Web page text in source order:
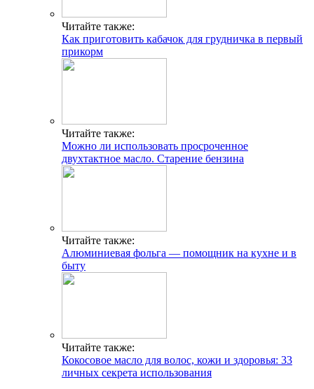
Читайте также:
Как приготовить кабачок для грудничка в первый
прикорм
Читайте также:
Можно ли использовать просроченное
двухтактное масло. Старение бензина
Читайте также:
Алюминиевая фольга — помощник на кухне и в
быту
Читайте также:
Кокосовое масло для волос, кожи и здоровья: 33
личных секрета использования